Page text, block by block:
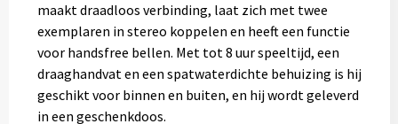
maakt draadloos verbinding, laat zich met twee
exemplaren in stereo koppelen en heeft een functie
voor handsfree bellen. Met tot 8 uur speeltijd, een
draaghandvat en een spatwaterdichte behuizing is hij
geschikt voor binnen en buiten, en hij wordt geleverd
in een geschenkdoos.